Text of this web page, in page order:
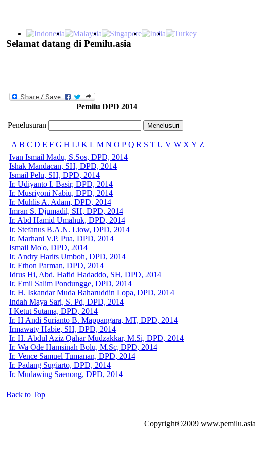
Selamat datang di Pemilu.asia
Pemilu DPD 2014
Penelusuran
A B C D E F G H I J K L M N O P Q R S T U V W X Y Z
Ivan Ismail Madu, S.Sos, DPD, 2014
Ishak Mandacan, SH, DPD, 2014
Ismail Pelu, SH, DPD, 2014
Ir. Udiyanto I. Basir, DPD, 2014
Ir. Musriyoni Nabiu, DPD, 2014
Ir. Muhlis A. Adam, DPD, 2014
Imran S. Djumadil, SH, DPD, 2014
Ir. Abd Hamid Umahuk, DPD, 2014
Ir. Stefanus B.A.N. Liow, DPD, 2014
Ir. Marhani V.P. Pua, DPD, 2014
Ismail Mo'o, DPD, 2014
Ir. Andry Harits Umboh, DPD, 2014
Ir. Ethon Parman, DPD, 2014
Idrus Hi, Abd. Hafid Hadaddo, SH, DPD, 2014
Ir. Emil Salim Pondungge, DPD, 2014
Ir. H. Iskandar Muda Baharuddin Lopa, DPD, 2014
Indah Maya Sari, S. Pd, DPD, 2014
I Ketut Sutama, DPD, 2014
Ir. H Andi Surianto B. Mappangara, MT, DPD, 2014
Irmawaty Habie, SH, DPD, 2014
Ir. H. Abdul Aziz Qahar Mudzakkar, M.Si, DPD, 2014
Ir. Wa Ode Hamsinah Bolu, M.Sc, DPD, 2014
Ir. Vence Samuel Tumanan, DPD, 2014
Ir. Padang Sugiarto, DPD, 2014
Ir. Mudawing Saenong, DPD, 2014
Back to Top
Copyright©2009 www.pemilu.asia